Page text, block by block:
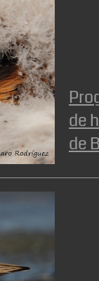
de
de